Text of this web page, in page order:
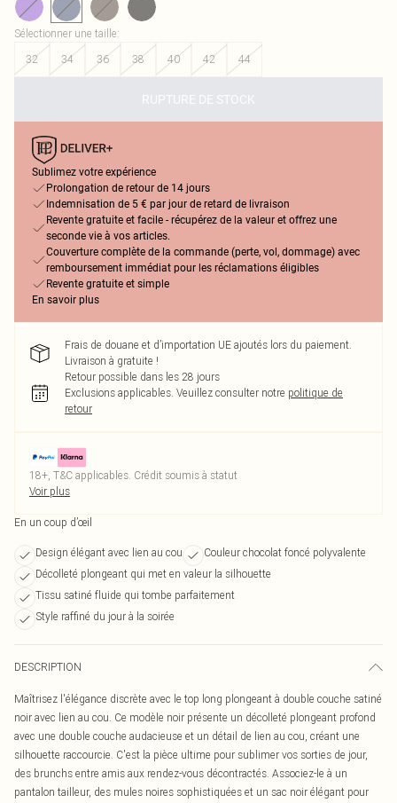
Sélectionner une taille:
32
34 36 38 40 42 44
RUPTURE DE STOCK
Sublimez votre expérience
Prolongation de retour de 14 jours
Indemnisation de 5 € par jour de retard de livraison
Revente gratuite et facile - récupérez de la valeur et offrez une
seconde vie à vos articles.
Couverture complète de la commande (perte, vol, dommage) avec
remboursement immédiat pour les réclamations éligibles
Revente gratuite et simple
En savoir plus
Frais de douane et d’importation UE ajoutés lors du paiement.
Livraison à gratuite !
Retour possible dans les 28 jours
Exclusions applicables. Veuillez consulter notre politique de
retour
18+, T&C applicables. Crédit soumis à statut
Voir plus
En un coup d’œil
Design élégant avec lien au cou
Couleur chocolat foncé polyvalente
Décolleté plongeant qui met en valeur la silhouette
Tissu satiné fluide qui tombe parfaitement
Style raffiné du jour à la soirée
DESCRIPTION
Maîtrisez l'élégance discrète avec le top long plongeant à double couche satiné
noir avec lien au cou. Ce modèle noir présente un décolleté plongeant profond
avec une double couche audacieuse et un détail de lien au cou, créant une
silhouette raccourcie. C'est la pièce ultime pour sublimer vos sorties de jour,
des brunchs entre amis aux rendez-vous décontractés. Associez-le à un
pantalon tailleur, des mules noires sophistiquées et un sac noir élégant pour